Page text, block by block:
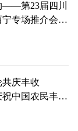
——第23届四川
专场推介会启
庆丰收
中国农民丰收
见闻